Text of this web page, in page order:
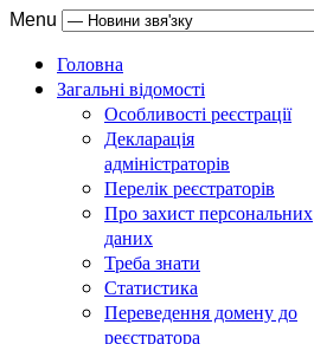
Menu
Головна
Загальні відомості
Особливості реєстрації
Декларація
адміністраторів
Перелік реєстраторів
Про захист персональних
даних
Треба знати
Статистика
Переведення домену до
реєстратора